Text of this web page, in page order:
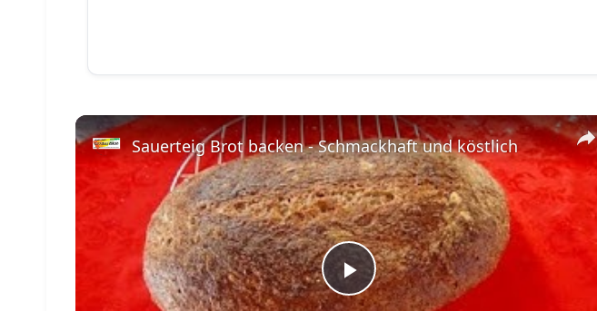
Play
Sauerteig Brot backen - Schmackhaft und köstlich